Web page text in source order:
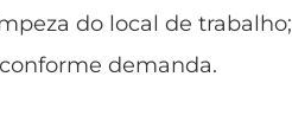
do local de trabalho;
demanda.